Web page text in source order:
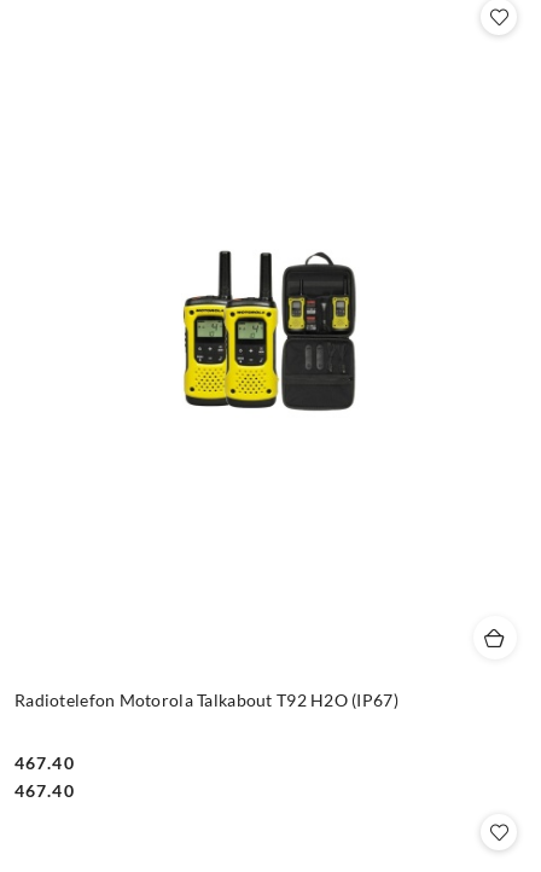
Radiotelefon Motorola Talkabout T92 H2O (IP67)
Cena:
467.40
Cena:
467.40